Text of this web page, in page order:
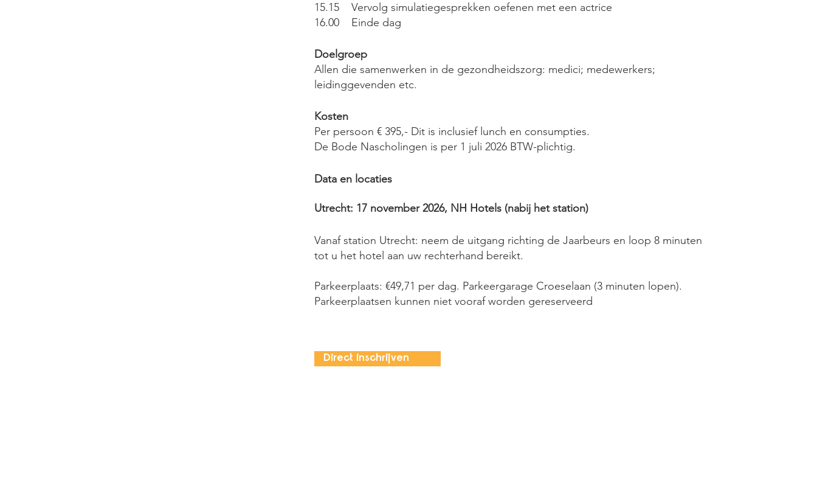
15.15 Vervolg simulatiegesprekken oefenen met een actrice
16.00 Einde dag
Doelgroep
Allen die samenwerken in de gezondheidszorg: medici; medewerkers;
leidinggevenden etc.
Kosten
Per persoon € 395,- Dit is inclusief lunch en consumpties.
De Bode Nascholingen is per 1 juli 2026 BTW-plichtig.
Data en locaties
Utrecht​: 17 november2026, NH Hotels (nabij het station)
Vanaf station Utrecht: neem de uitgang richting de Jaarbeurs en loop 8 minuten
tot u het hotel aan uw rechterhand bereikt.
Parkeerplaats: €49,71 per dag. Parkeergarage Croeselaan (3 minuten lopen).
Parkeerplaatsen kunnen niet vooraf worden gereserveerd
Direct inschrijven